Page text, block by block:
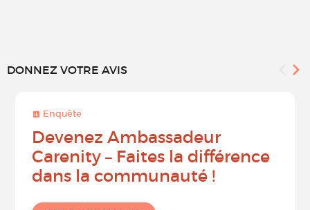
DONNEZ VOTRE AVIS
Enquête
Devenez Ambassadeur
Carenity – Faites la différence
dans la communauté !